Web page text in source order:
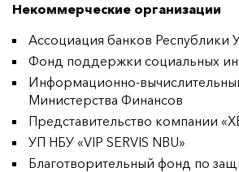
Некоммерческие организации
Ассоциация банков Республики
Фонд поддержки социальных
Информационно-
Министерства Финансов
Представительство компании
УП НБУ «VIP SERVIS NBU»
Благотворительный фонд по